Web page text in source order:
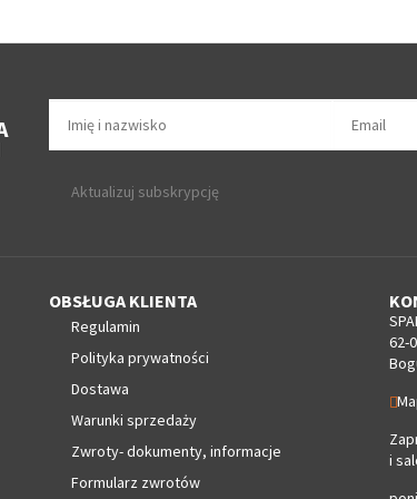
Aktualizuj subskrypcję
OBSŁUGA KLIENTA
Regulamin
Polityka prywatności
Dostawa
Warunki sprzedaży
Zwroty- dokumenty, informacje
Formularz zwrotów
62-
i